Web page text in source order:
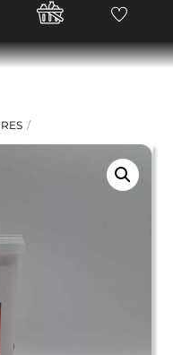
Compte
Good
Favoris